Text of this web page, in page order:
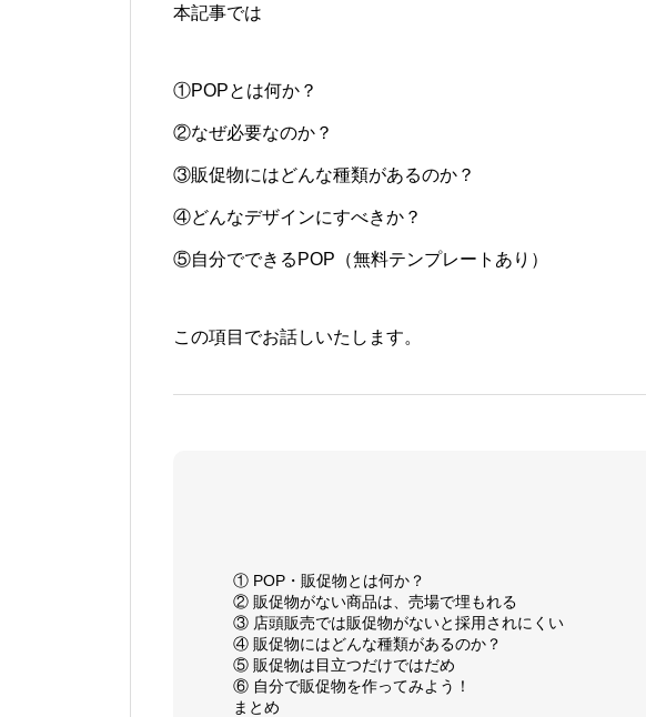
本記事では
①POPとは何か？
②なぜ必要なのか？
③販促物にはどんな種類があるのか？
④どんなデザインにすべきか？
⑤自分でできるPOP（無料テンプレートあり）
この項目でお話しいたします。
① POP・販促物とは何か？
② 販促物がない商品は、売場で埋もれる
③ 店頭販売では販促物がないと採用されにくい
④ 販促物にはどんな種類があるのか？
⑤ 販促物は目立つだけではだめ
⑥ 自分で販促物を作ってみよう！
まとめ